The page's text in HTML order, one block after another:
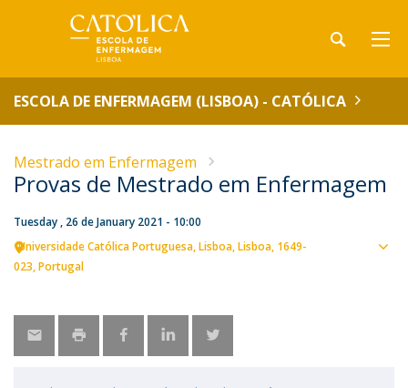
ESCOLA DE ENFERMAGEM (LISBOA) - CATÓLICA
Mestrado em Enfermagem
Provas de Mestrado em Enfermagem
Tuesday , 26 de January 2021 - 10:00
Universidade Católica Portuguesa Lisboa Lisboa 1649-
023 Portugal